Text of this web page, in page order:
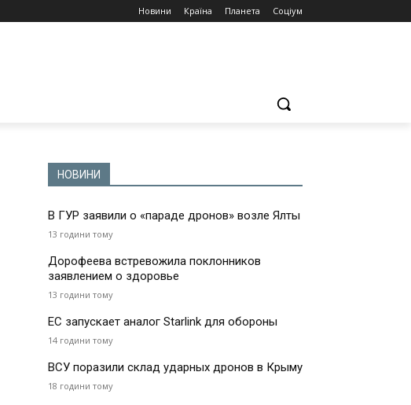
Новини Країна Планета Соціум
НОВИНИ
В ГУР заявили о «параде дронов» возле Ялты
13 години тому
Дорофеева встревожила поклонников
заявлением о здоровье
13 години тому
ЕС запускает аналог Starlink для обороны
14 години тому
ВСУ поразили склад ударных дронов в Крыму
18 години тому